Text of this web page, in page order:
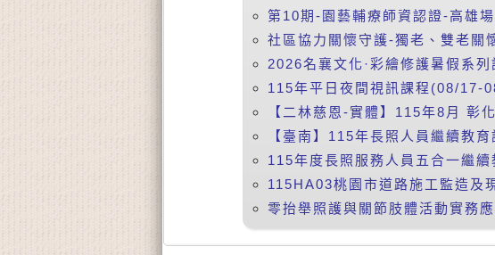
第10期-園藝輔療師資認證-高雄
社區協力關懷守護-獨老、雙老關
2026名襄文化·彩繪修護暑假系
115年平日夜間視訊課程(08/17-
【二林慈恩-實體】115年8月 彰
【臺南】115年長照人員繼續教
115年度長照服務人員五合一繼
115HA03桃園市道路施工監造及
零抬舉照護與關節肢體活動實務